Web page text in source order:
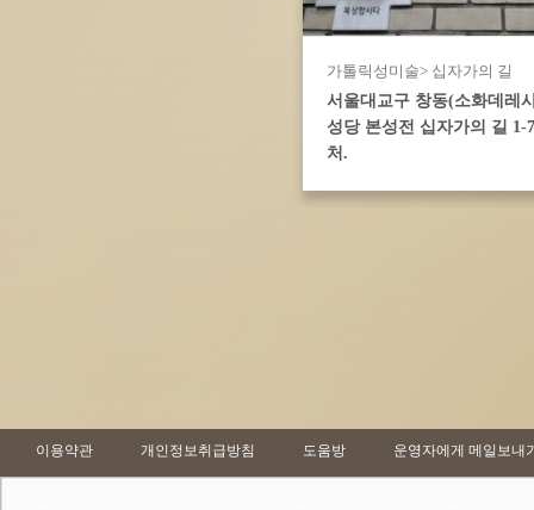
가톨릭성미술> 십자가의 길
서울대교구 창동(소화데레
성당 본성전 십자가의 길 1-7
처.
이용약관 개인정보취급방침 도움방 운영자에게 메일보내